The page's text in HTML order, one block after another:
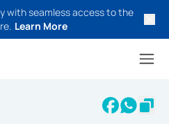
with seamless access to the
Learn More